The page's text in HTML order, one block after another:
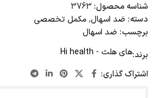
شناسه محصول: 3763
دسته: ضد اسهال, مکمل تخصصی
برچسب: ضد اسهال
برند:های هلث - Hi health
اشتراک گذاری: